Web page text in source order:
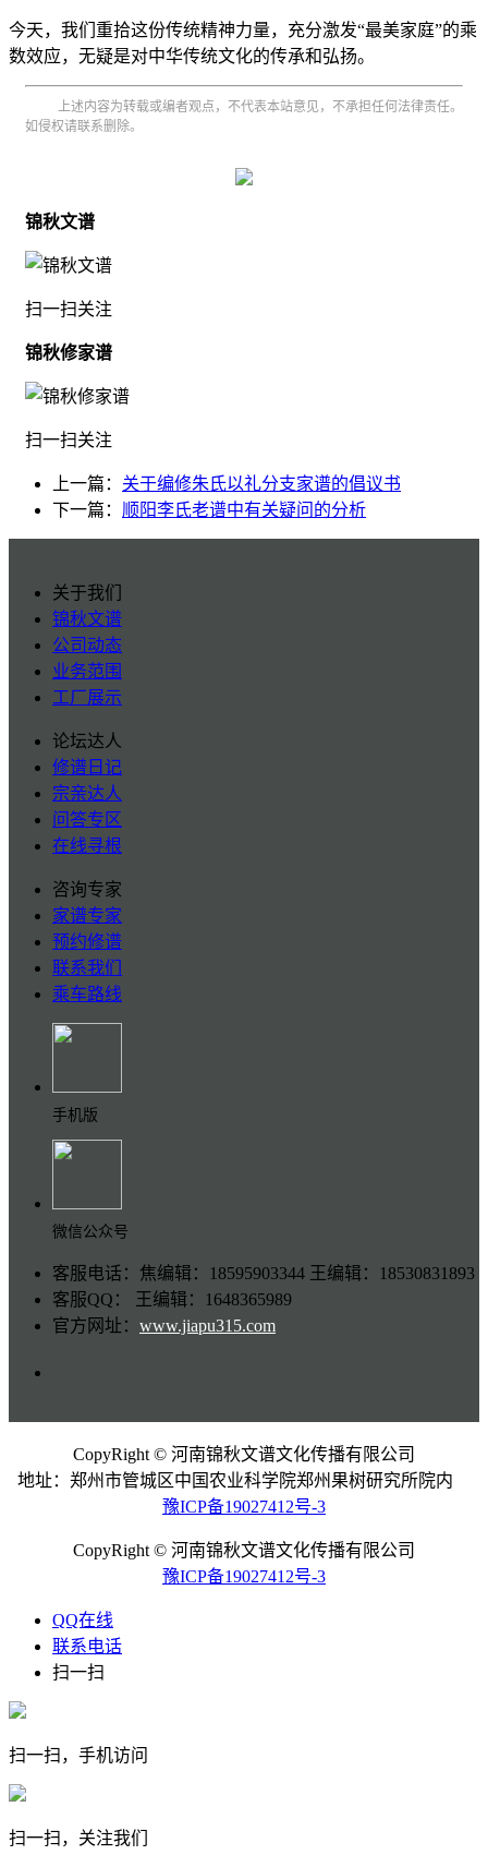
今天，我们重拾这份传统精神力量，充分激发“最美家庭”的乘
数效应，无疑是对中华传统文化的传承和弘扬。
上述内容为转载或编者观点，不代表本站意见，不承担任何法律责任。
如侵权请联系删除。
锦秋文谱
扫一扫关注
锦秋修家谱
扫一扫关注
上一篇： 关于编修朱氏以礼分支家谱的倡议书
下一篇： 顺阳李氏老谱中有关疑问的分析
关于我们
锦秋文谱
公司动态
业务范围
工厂展示
论坛达人
修谱日记
宗亲达人
问答专区
在线寻根
咨询专家
家谱专家
预约修谱
联系我们
乘车路线
手机版
微信公众号
客服电话：焦编辑：18595903344 王编辑：18530831893
客服QQ： 王编辑：1648365989
官方网址： www.jiapu315.com
CopyRight © 河南锦秋文谱文化传播有限公司
地址：郑州市管城区中国农业科学院郑州果树研究所院内
豫ICP备19027412号-3
CopyRight © 河南锦秋文谱文化传播有限公司
豫ICP备19027412号-3
QQ在线
联系电话
扫一扫
扫一扫，手机访问
扫一扫，关注我们